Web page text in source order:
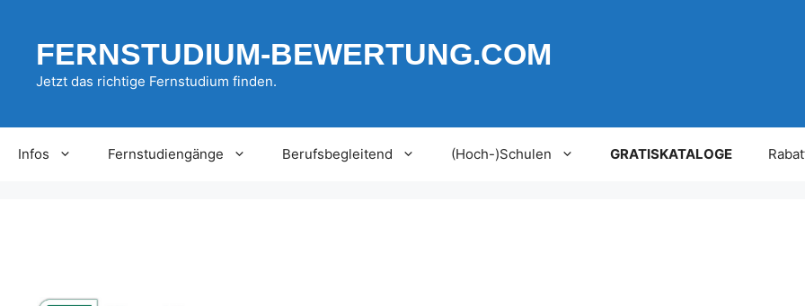
springenFERNSTUDIUM-BEWERTUNG.COM
Jetzt das richtige Fernstudium finden.
Infos Fernstudiengänge Berufsbegleitend (Hoch-)Schulen GRATISKATALOGE